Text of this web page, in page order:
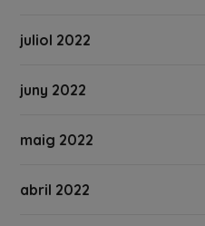
juliol 2022
juny 2022
maig 2022
abril 2022